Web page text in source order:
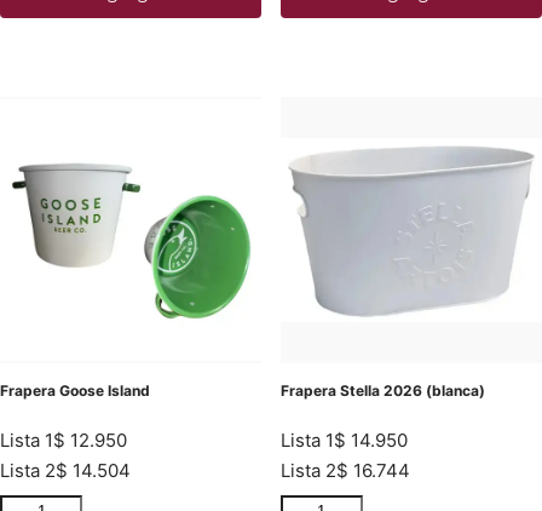
Frapera Goose Island
Lista 1$ 12.950
Lista 2$ 14.504
Frapera Stella 2026 (blanca)
Lista 1$ 14.950
Lista 2$ 16.744